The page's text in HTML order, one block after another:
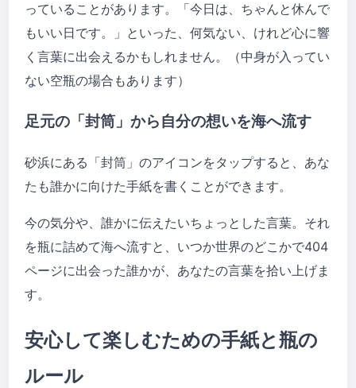
っていることがあります。「今日は、ちゃんと休んで
もいい日です。」といった、何気ない、けれど心に響
く言葉に出会えるかもしれません。（中身が入ってい
ない空瓶の場合もあります）
足元の「封筒」から自分の想いを海へ流す
砂浜にある「封筒」のアイコンをタップすると、あな
たも誰かに向けた手紙を書くことができます。
今の気分や、誰かに伝えたいちょっとした言葉。それ
を瓶に詰めて海へ流すと、いつか世界のどこかで404
ページに出会った誰かが、あなたの言葉を拾い上げま
す。
安心して楽しむための手紙と瓶の
ルール